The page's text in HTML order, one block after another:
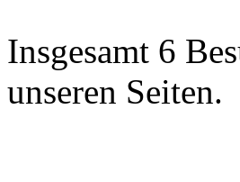
Insgesamt 6
unseren Seiten.